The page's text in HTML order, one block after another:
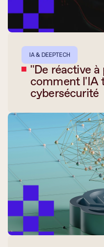
IA & DEEPTECH
"De réactive
comment l'IA
cybersécurité